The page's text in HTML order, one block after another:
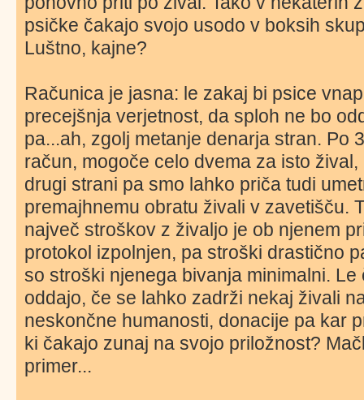
psičke čakajo svojo usodo v boksih
Luštno, kajne?
Računica je jasna: le zakaj bi psice
precejšnja verjetnost, da sploh ne bo
pa...ah, zgolj metanje denarja stran. Po
račun, mogoče celo dvema za isto
drugi strani pa smo lahko priča tudi
premajhnemu obratu živali v zavetišču.
največ stroškov z živaljo je ob njenem
protokol izpolnjen, pa stroški drastično
so stroški njenega bivanja minimalni.
oddajo, če se lahko zadrži nekaj živali
neskončne humanosti, donacije pa kar
ki čakajo zunaj na svojo priložnost?
primer...